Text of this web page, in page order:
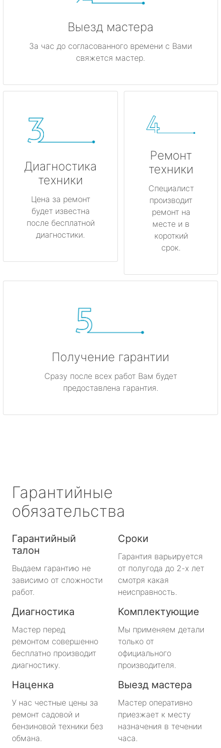
Выезд мастера
За час до согласованного времени с Вами
свяжется мастер.
Диагностика
техники
Цена за ремонт
будет известна
после бесплатной
диагностики.
Ремонт
техники
Специалист
производит
ремонт на
месте и в
короткий
срок.
Получение гарантии
Сразу после всех работ Вам будет
предоставлена гарантия.
Гарантийные
обязательства
Гарантийный
талон
Выдаем гарантию не
зависимо от сложности
работ.
Сроки
Гарантия варьируется
от полугода до 2-х лет
смотря какая
неисправность.
Диагностика
Мастер перед
ремонтом совершенно
бесплатно производит
диагностику.
Комплектующие
Мы применяем детали
только от
официального
производителя.
Наценка
У нас честные цены за
ремонт садовой и
бензиновой техники без
обмана.
Выезд мастера
Мастер оперативно
приезжает к месту
назначения в течении
часа.